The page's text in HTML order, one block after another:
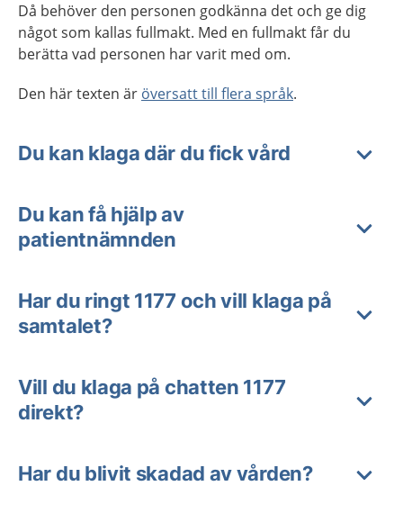
Då behöver den personen godkänna det och ge dig
något som kallas fullmakt. Med en fullmakt får du
berätta vad personen har varit med om.
Den här texten är översatt till flera språk.
Du kan klaga där du fick vård
Du kan få hjälp av
patientnämnden
Har du ringt 1177 och vill klaga på
samtalet?
Vill du klaga på chatten 1177
direkt?
Har du blivit skadad av vården?